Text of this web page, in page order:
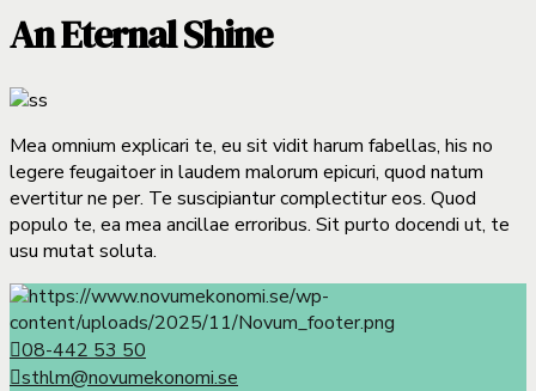
An Eternal Shine
Mea omnium explicari te, eu sit vidit harum fabellas, his no
legere feugaitoer in laudem malorum epicuri, quod natum
evertitur ne per. Te suscipiantur complectitur eos. Quod
populo te, ea mea ancillae erroribus. Sit purto docendi ut, te
usu mutat soluta.
08-442 53 50
sthlm@novumekonomi.se